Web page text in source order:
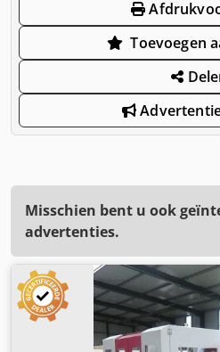
Toevoegen
Misschien bent u ook
advertenties.